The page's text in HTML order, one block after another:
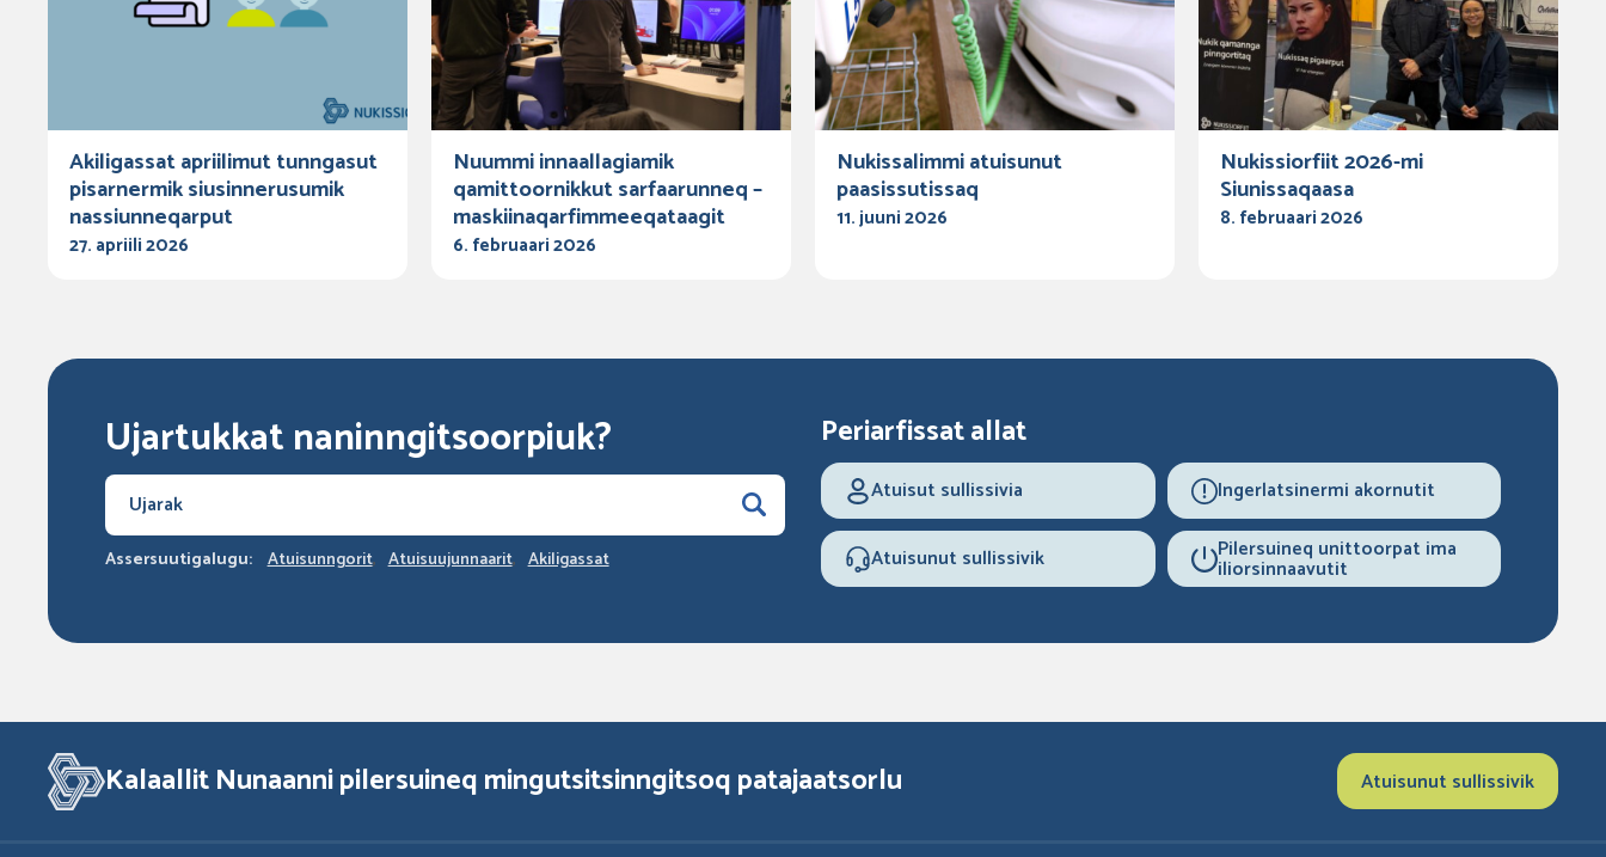
Akiligassat apriilimut tunngasut
pisarnermik siusinnerusumik
nassiunneqarput
27. apriili 2026
Nuummi innaallagiamik
qamittoornikkut sarfaarunneq –
maskiinaqarfimmeeqataagit
6. februaari 2026
Nukissalimmi atuisunut
paasissutissaq
11. juuni 2026
Nukissiorfiit 2026-mi
Siunissaqaasa
8. februaari 2026
Ujartukkat naninngitsoorpiuk?
Assersuutigalugu: Atuisunngorit Atuisuujunnaarit Akiligassat
Periarfissat allat
Atuisut sullissivia Ingerlatsinermi akornutit
Atuisunut sullissivik Pilersuineq unittoorpat ima
iliorsinnaavutit
Kalaallit Nunaanni pilersuineq mingutsitsinngitsoq patajaatsorlu Atuisunut sullissivik